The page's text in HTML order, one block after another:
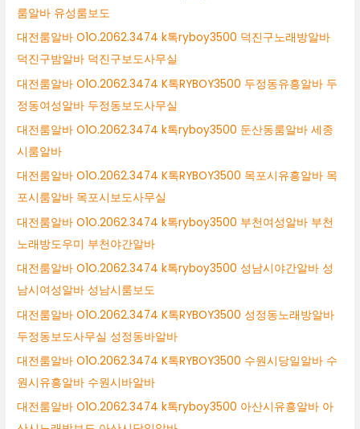
룸알바 유성룸보도
대전룸알바 O1O.2062.3474 k톡ryboy3500 덕진구노래방알바
덕진구밤알바 덕진구보도사무실
대전룸알바 O1O.2062.3474 K톡RYBOY3500 두정동유흥알바 두
정동여성알바 두정동보도사무실
대전룸알바 O1O.2062.3474 k톡ryboy3500 둔산동룸알바 세종
시룸알바
대전룸알바 O1O.2062.3474 K톡RYBOY3500 목포시유흥알바 목
포시룸알바 목포시보도사무실
대전룸알바 O1O.2062.3474 k톡ryboy3500 부천여성알바 부천
노래방도우미 부천야간알바
대전룸알바 O1O.2062.3474 k톡ryboy3500 성남시야간알바 성
남시여성알바 성남시룸보도
대전룸알바 O1O.2062.3474 K톡RYBOY3500 성정동노래방알바
두정동보도사무실 성정동바알바
대전룸알바 O1O.2062.3474 K톡RYBOY3500 수원시당일알바 수
원시유흥알바 수원시바알바
대전룸알바 O1O.2062.3474 k톡ryboy3500 아산시유흥알바 아